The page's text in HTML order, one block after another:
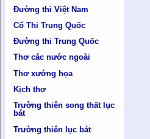
Đường thi Việt Nam
Cổ Thi Trung Quốc
Đường thi Trung Quốc
Thơ các nước ngoài
Thơ xướng họa
Kịch thơ
Trường thiên song thất lục
bát
Trường thiên lục bát